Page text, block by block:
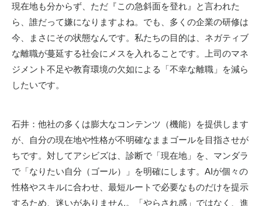
現在地も分からず、ただ『この急斜面を登れ』と言われた
ら、誰だって嫌になりますよね。でも、多くの企業の研修は
今、まさにその状態なんです。私たちの目的は、ネガティブ
な離職が蔓延する社会にメスを入れることです。上司のマネ
ジメント不足や教育環境の欠如による「不幸な離職」を減ら
したいです。
石井：他社の多くは膨大なコンテンツ（機能）を提供します
が、自分の現在地や性格が不明確なままゴールを目指させが
ちです。対してアシビズは、診断で「現在地」を、マンダラ
で「なりたい自分（ゴール）」を明確にします。 AIが個々の
性格やスキルに合わせ、最短ルートで必要なものだけを提示
するため、迷いがありません。「やらされ感」ではなく、進